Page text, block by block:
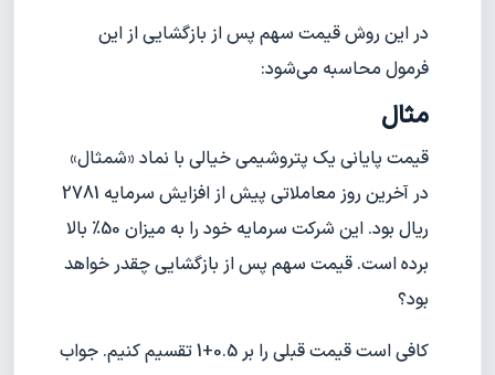
در این روش قیمت سهم پس از بازگشایی از این
فرمول محاسبه می‌شود:
مثال
قیمت پایانی یک پتروشیمی خیالی با نماد «شمثال»
در آخرین روز معاملاتی پیش از افزایش سرمایه 2781
ریال بود. این شرکت سرمایه خود را به میزان 50% بالا
برده است. قیمت سهم پس از بازگشایی چقدر خواهد
بود؟
کافی است قیمت قبلی را بر 0.5+1 تقسیم کنیم. جواب